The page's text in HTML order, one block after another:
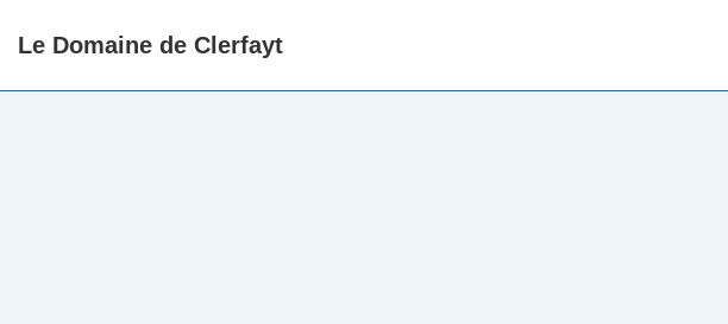
SkipLe Domaine de Clerfayt